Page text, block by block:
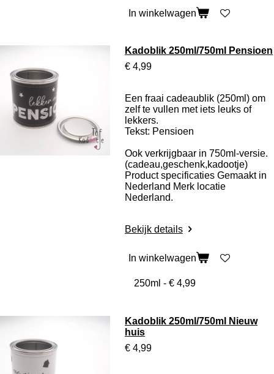
In winkelwagen
Kadoblik 250ml/750ml Pensioen
€ 4,99
Een fraai cadeaublik (250ml) om
zelf te vullen met iets leuks of
lekkers.
Tekst: Pensioen
Ook verkrijgbaar in 750ml-versie.
(cadeau,geschenk,kadootje)
Product specificaties Gemaakt in
Nederland Merk locatie
Nederland.
Bekijk details
In winkelwagen
Kadoblik 250ml/750ml Nieuw
huis
€ 4,99